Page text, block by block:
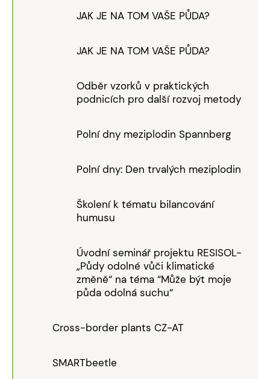
JAK JE NA TOM VAŠE PŮDA?
JAK JE NA TOM VAŠE PŮDA?
Odběr vzorků v praktických
podnicích pro další rozvoj metody
Polní dny meziplodin Spannberg
Polní dny: Den trvalých meziplodin
Školení k tématu bilancování
humusu
Úvodní seminář projektu RESISOL-
„Půdy odolné vůči klimatické
změně“ na téma “Může být moje
půda odolná suchu“
Cross-border plants CZ-AT
SMARTbeetle